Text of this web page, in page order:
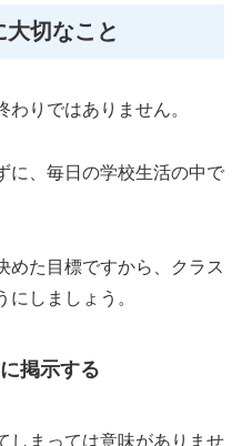
切なこと
りではありません。
に、毎日の学校生活の中で
めた目標ですから、クラス
しましょう。
掲示する
しまっては意味がありませ